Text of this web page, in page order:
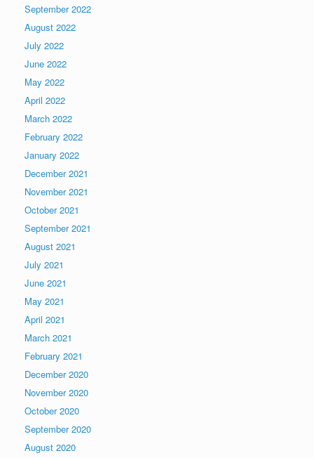
September 2022
August 2022
July 2022
June 2022
May 2022
April 2022
March 2022
February 2022
January 2022
December 2021
November 2021
October 2021
September 2021
August 2021
July 2021
June 2021
May 2021
April 2021
March 2021
February 2021
December 2020
November 2020
October 2020
September 2020
August 2020